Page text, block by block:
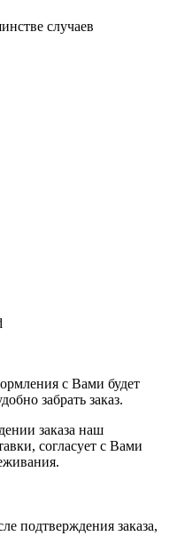
случаев
с Вами будет
забрать заказ.
заказа наш
согласует с Вами
подтверждения заказа,